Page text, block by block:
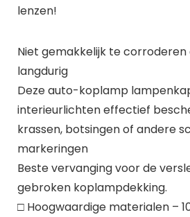
lenzen!
Niet gemakkelijk te corroderen
langdurig
Deze auto-koplamp
interieurlichten effectief
krassen, botsingen of andere
markeringen
Beste vervanging voor de
gebroken koplampdekking.
□ Hoogwaardige materialen –